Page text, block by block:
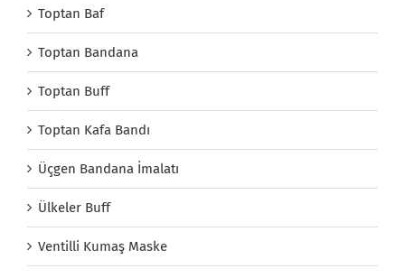
Toptan Baf
Toptan Bandana
Toptan Buff
Toptan Kafa Bandı
Üçgen Bandana İmalatı
Ülkeler Buff
Ventilli Kumaş Maske